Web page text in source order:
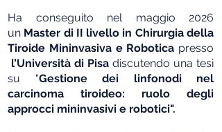
Ha conseguito nel maggio 2026
un Master di II livello in Chirurgia della
Tiroide Mininvasiva e Robotica presso
l’Università di Pisa discutendo una tesi
su “Gestione dei linfonodi nel
carcinoma tiroideo: ruolo degli
approcci mininvasivi e robotici".